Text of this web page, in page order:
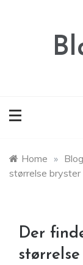
Home » Blog
størrelse bryster
Der